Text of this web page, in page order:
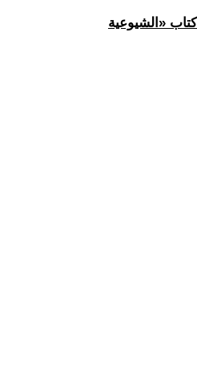
«الشيوعية